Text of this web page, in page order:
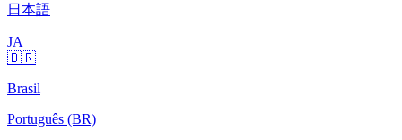
日本語
JA
🇧🇷
Brasil
Português (BR)